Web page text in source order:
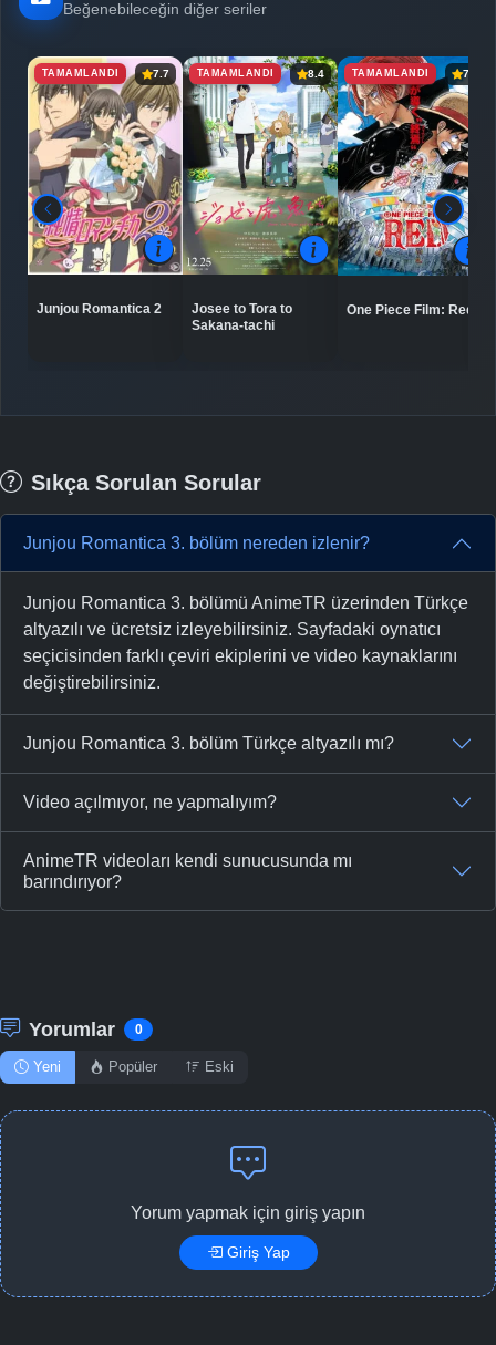
Beğenebileceğin diğer seriler
TAMAMLANDI 7.7
Junjou Romantica 2
TAMAMLANDI 8.4
Josee to Tora to
Sakana-tachi
TAMAMLANDI 7.8
One Piece Film: Red
Sıkça Sorulan Sorular
Junjou Romantica 3. bölüm nereden izlenir?
Junjou Romantica 3. bölümü AnimeTR üzerinden Türkçe
altyazılı ve ücretsiz izleyebilirsiniz. Sayfadaki oynatıcı
seçicisinden farklı çeviri ekiplerini ve video kaynaklarını
değiştirebilirsiniz.
Junjou Romantica 3. bölüm Türkçe altyazılı mı?
Video açılmıyor, ne yapmalıyım?
AnimeTR videoları kendi sunucusunda mı
barındırıyor?
Yorumlar 0
Yeni Popüler Eski
Yorum yapmak için giriş yapın
Giriş Yap